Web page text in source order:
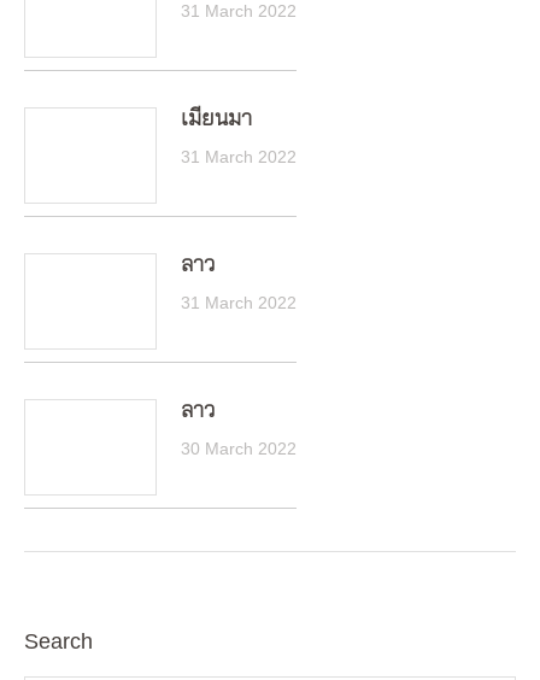
31 March 2022
เมียนมา
31 March 2022
ลาว
31 March 2022
ลาว
30 March 2022
Search